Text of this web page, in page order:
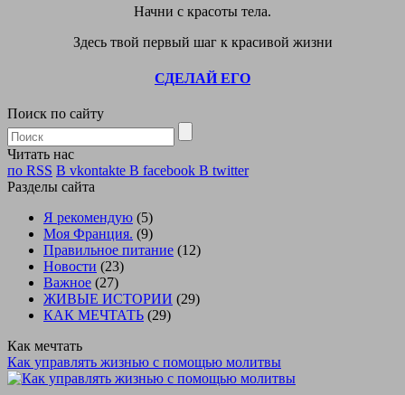
Начни с красоты тела.
Здесь твой первый шаг к красивой жизни
СДЕЛАЙ ЕГО
Поиск по сайту
Читать нас
по RSS В vkontakte В facebook В twitter
Разделы сайта
Я рекомендую (5)
Моя Франция. (9)
Правильное питание (12)
Новости (23)
Важное (27)
ЖИВЫЕ ИСТОРИИ (29)
КАК МЕЧТАТЬ (29)
Как мечтать
Как управлять жизнью с помощью молитвы